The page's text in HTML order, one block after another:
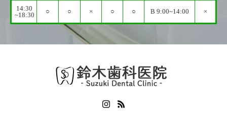
14:30
~18:30
○ ○ × ○ ○ B 9:00~14:00 ×